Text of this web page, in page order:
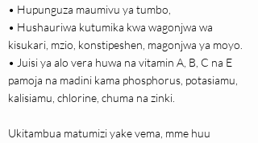
• Hupunguza maumivu ya tumbo,
• Hushauriwa kutumika kwa wagonjwa wa
kisukari, mzio, konstipeshen, magonjwa ya moyo.
• Juisi ya alo vera huwa na vitamin A, B, C na E
pamoja na madini kama phosphorus, potasiamu,
kalisiamu, chlorine, chuma na zinki.
Ukitambua matumizi yake vema, mme huu